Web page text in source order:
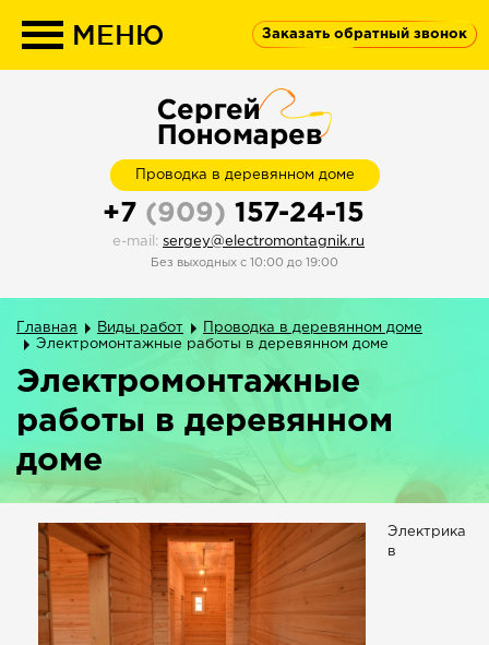
МЕНЮ Заказать обратный звонок
Проводка в деревянном доме
+7 (909) 157-24-15
e-mail: sergey@electromontagnik.ru
Без выходных c 10:00 до 19:00
Главная Виды работ
Проводка в деревянном доме
Электромонтажные работы в деревянном доме
Электромонтажные
работы в деревянном
доме
Электрика
в